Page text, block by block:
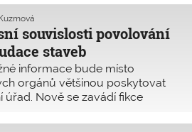
předpisy. Na straně druhé si
krajská města mohou vytvářet
předpisy. To rouhodně
souvislosti povolování
staveb
informace bude místo
orgánů většinou poskytovat
úřad. Nově se zavádí fikce